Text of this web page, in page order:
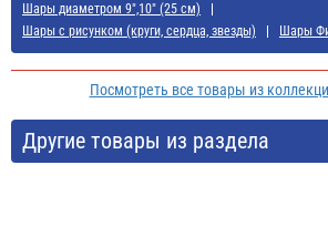
Шары диаметром 9",10" (25 см)
Шары с рисунком (круги, сердца, звезды)
Шары
Посмотреть все товары из
Другие товары из раздела